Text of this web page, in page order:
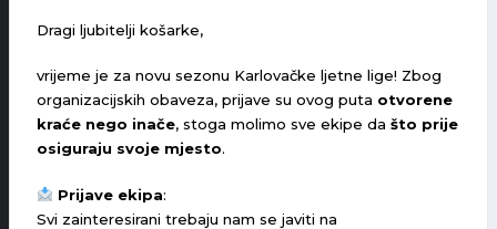
Dragi ljubitelji košarke,
vrijeme je za novu sezonu Karlovačke ljetne lige! Zbog
organizacijskih obaveza, prijave su ovog puta otvorene
kraće nego inače, stoga molimo sve ekipe da što prije
osiguraju svoje mjesto.
Prijave ekipa:
Svi zainteresirani trebaju nam se javiti na